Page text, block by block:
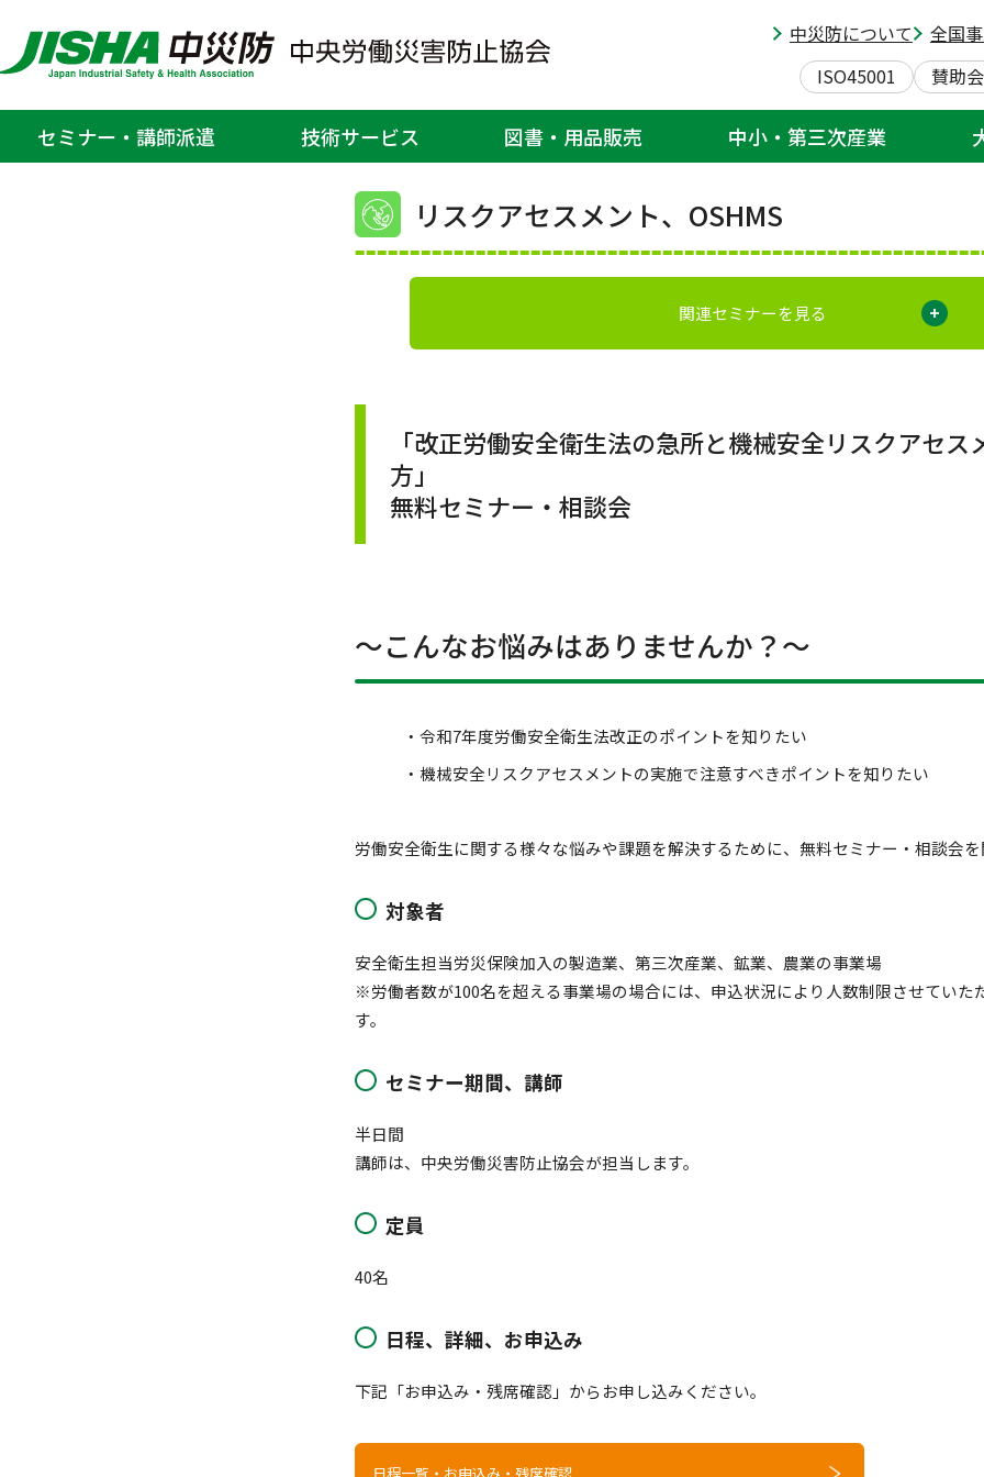
中災防について 全国
ISO45001 賛助
セミナー・講師派遣 技術サービス 図書・用品販売 中小・第三次産業
方」
教育、セミナー・研修会
リスクアセスメント、OSHMS
関連セミナーを見る
「改正労働安全衛生法の急所と機械安全リスクアセス
方」
無料セミナー・相談会
～こんなお悩みはありませんか？～
・令和7年度労働安全衛生法改正のポイントを知りたい
・機械安全リスクアセスメントの実施で注意すべきポイントを知りたい
労働安全衛生に関する様々な悩みや課題を解決するために、無料セミナー・相談会を
対象者
安全衛生担当労災保険加入の製造業、第三次産業、鉱業、農業の事業場
※労働者数が100名を超える事業場の場合には、申込状況により人数制限させていた
す。
セミナー期間、講師
半日間
講師は、中央労働災害防止協会が担当します。
定員
40名
日程、詳細、お申込み
下記「お申込み・残席確認」からお申し込みください。